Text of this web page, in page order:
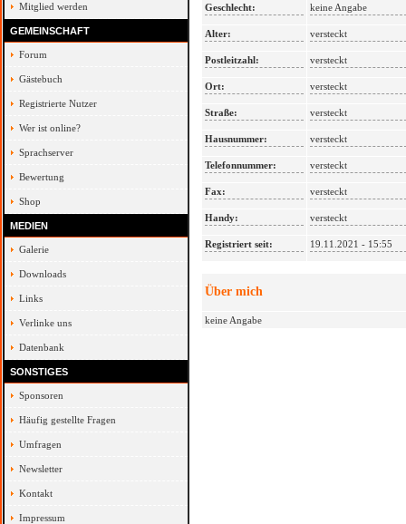
Mitglied werden
GEMEINSCHAFT
Forum
Gästebuch
Registrierte Nutzer
Wer ist online?
Sprachserver
Bewertung
Shop
MEDIEN
Galerie
Downloads
Links
Verlinke uns
Datenbank
SONSTIGES
Sponsoren
Häufig gestellte Fragen
Umfragen
Newsletter
Kontakt
Impressum
Geschlecht: keine Angabe
Alter: versteckt
Postleitzahl: versteckt
Ort: versteckt
Straße: versteckt
Hausnummer: versteckt
Telefonnummer: versteckt
Fax: versteckt
Handy: versteckt
Registriert seit: 19.11.2021 - 15:55
Über mich
keine Angabe